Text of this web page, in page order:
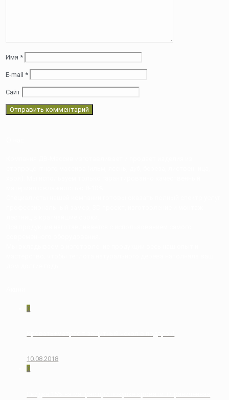
Имя*
E-mail*
Сайт
0
10.08.2018
0